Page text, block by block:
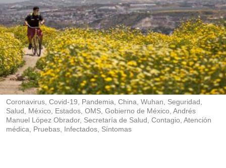
e
c
o
m
p
a
r
t
i
r
Coronavirus, Covid-19, Pandemia, China, Wuhan, Seguridad,
Salud, México, Estados, OMS, Gobierno de México, Andrés
Manuel López Obrador, Secretaría de Salud, Contagio, Atención
médica, Pruebas, Infectados, Síntomas